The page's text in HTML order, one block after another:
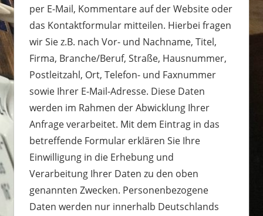
per E-Mail, Kommentare auf der Website oder
das Kontaktformular mitteilen. Hierbei fragen
wir Sie z.B. nach Vor- und Nachname, Titel,
Firma, Branche/Beruf, Straße, Hausnummer,
Postleitzahl, Ort, Telefon- und Faxnummer
sowie Ihrer E-Mail-Adresse. Diese Daten
werden im Rahmen der Abwicklung Ihrer
Anfrage verarbeitet. Mit dem Eintrag in das
betreffende Formular erklären Sie Ihre
Einwilligung in die Erhebung und
Verarbeitung Ihrer Daten zu den oben
genannten Zwecken. Personenbezogene
Daten werden nur innerhalb Deutschlands